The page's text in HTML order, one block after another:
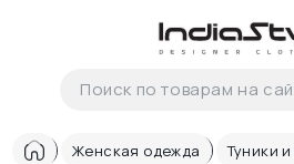
Корзина
В корзиненеттоваров
Женская одежда Туники